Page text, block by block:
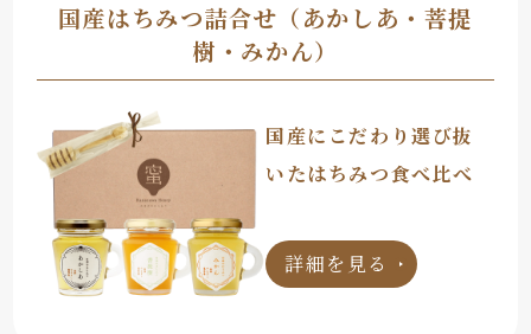
国産はちみつ詰合せ（あかしあ・菩提
樹・みかん）
国産にこだわり選び抜
いたはちみつ食べ比べ
詳細を見る